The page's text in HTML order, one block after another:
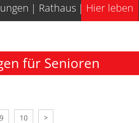
Rathaus Hier leben
für Senioren
9 10 >